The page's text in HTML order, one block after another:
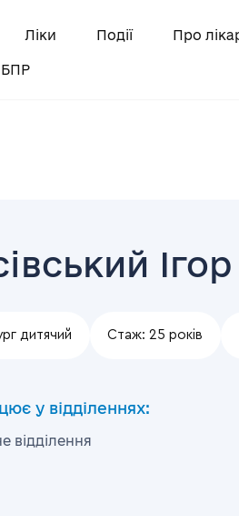
Ліки Події Про
БПР
дитячий Стаж: 25 років
у відділеннях:
відділення